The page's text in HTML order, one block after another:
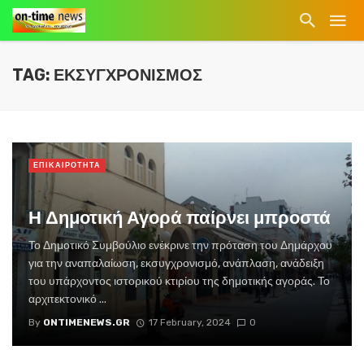
TAG: ΕΚΣΥΓΧΡΟΝΙΣΜΟΣ
Η Δημοτική Αγορά παίρνει μπροστά
Το Δημοτικό Συμβούλιο ενέκρινε την πρόταση του Δημάρχου
για την αναπαλαίωση, εκσυγχρονισμό, ανάπλαση, ανάδειξη
του υπάρχοντος ιστορικού κτιρίου της δημοτικής αγοράς. Το
αρχιτεκτονικό ...
By ONTIMENEWS.GR 17 February, 2024 0
ΕΠΙΚΑΙΡΟΤΗΤΑ